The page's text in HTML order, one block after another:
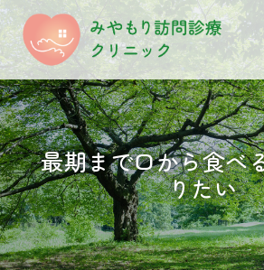
最期まで口から食べ
りたい